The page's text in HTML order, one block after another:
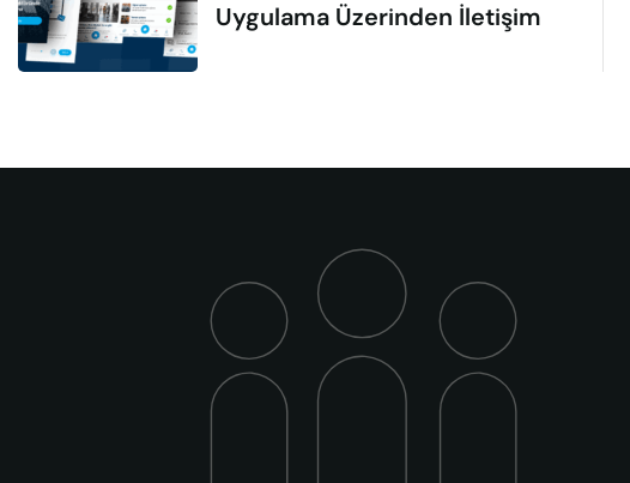
Uygulama Üzerinden İletişim